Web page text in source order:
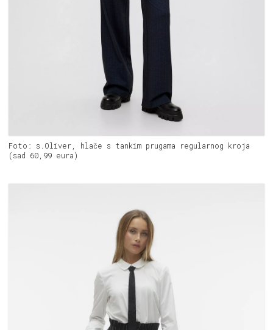
Foto: s.Oliver, hlače s tankim prugama regularnog kroja
(sad 60,99 eura)